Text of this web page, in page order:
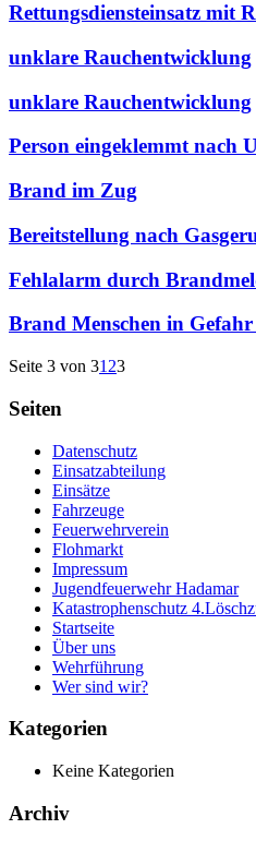
Rettungsdiensteinsatz mit
unklare Rauchentwicklung
unklare Rauchentwicklung
Person eingeklemmt nach
Brand im Zug
Bereitstellung nach
Fehlalarm durch
Brand Menschen in
Seite 3 von 31 23
Seiten
Datenschutz
Einsatzabteilung
Einsätze
Fahrzeuge
Feuerwehrverein
Flohmarkt
Impressum
Jugendfeuerwehr Hadamar
Katastrophenschutz
Startseite
Über uns
Wehrführung
Wer sind wir?
Kategorien
Keine Kategorien
Archiv